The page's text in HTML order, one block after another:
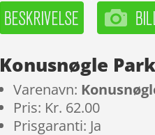
Konusnøgle
Varenavn:
Pris: Kr. 62.00
Prisgaranti: Ja